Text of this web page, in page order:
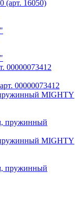
00000073412
пружинный MIGHTY
пружинный MIGHTY